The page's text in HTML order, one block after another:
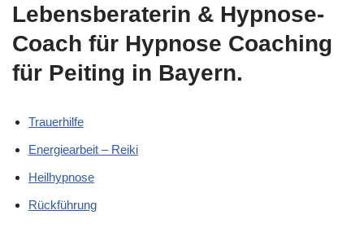
Lebensberaterin & Hypnose-
Coach für Hypnose Coaching
für Peiting in Bayern.
Trauerhilfe
Energiearbeit – Reiki
Heilhypnose
Rückführung